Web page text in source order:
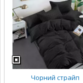
Чорний страйп